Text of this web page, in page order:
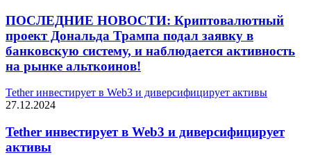
ПОСЛЕДНИЕ НОВОСТИ: Криптовалютный
проект Дональда Трампа подал заявку в
банковскую систему, и наблюдается активность
на рынке альткоинов!
Tether инвестирует в Web3 и диверсифицирует активы
27.12.2024
Tether инвестирует в Web3 и диверсифицирует
активы